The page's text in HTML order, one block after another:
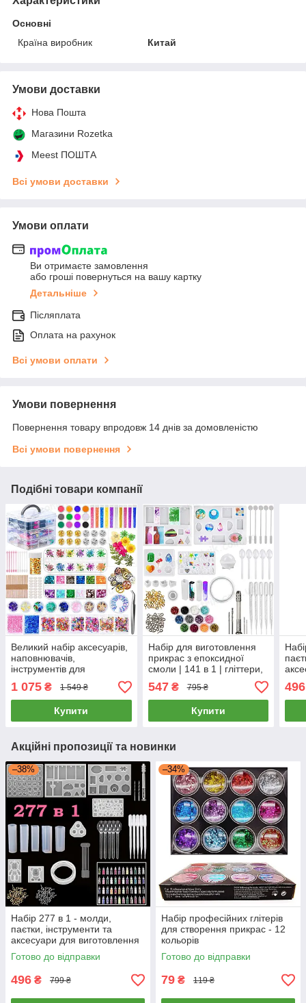
Основні
Країна виробник
Китай
Умови доставки
Нова Пошта
Магазини Rozetka
Meest ПОШТА
Всі умови доставки
Умови оплати
Ви отримаєте замовлення
або гроші повернуться на вашу картку
Детальніше
Післяплата
Оплата на рахунок
Всі умови оплати
Умови повернення
Повернення товару впродовж 14 днів за домовленістю
Всі умови повернення
Подібні товари компанії
Великий набір аксесуарів,
наповнювачів,
інструментів для
створення прикрас з
епоксидної смоли
1 075 ₴ 1 549 ₴
Купити
Набір для виготовлення
прикрас з епоксидної
смоли | 141 в 1 | гліттери,
молди, дриль, аксесуари
547₴ 795 ₴
Купити
496
Акційні пропозиції та новинки
–38%
Набір 277 в 1 - молди,
паєтки, інструменти та
аксесуари для виготовлення
прикрас з епоксидної смоли
Готово до відправки
496 ₴ 799 ₴
–34%
Набір професійних глітерів
для створення прикрас - 12
кольорів
Готово до відправки
79 ₴ 119 ₴